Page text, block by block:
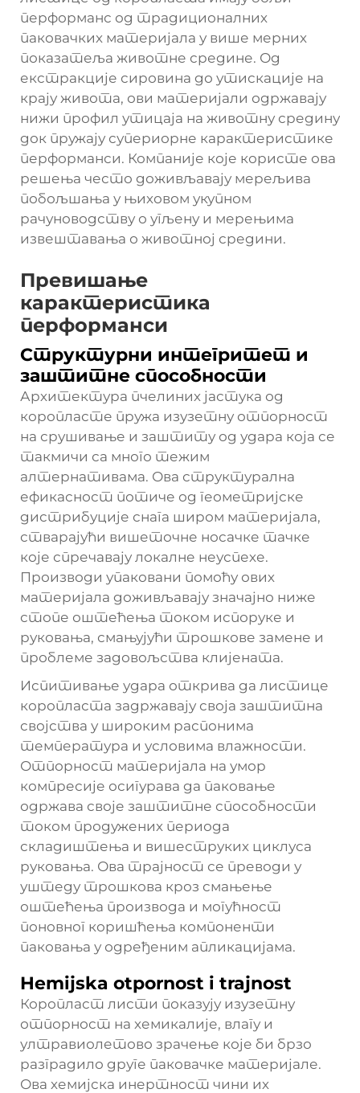
перформанс од традиционалних
паковачких материјала у више мерних
показатеља животне средине. Од
екстракције сировина до утискације на
крају живота, ови материјали одржавају
нижи профил утицаја на животну средину
док пружају супериорне карактеристике
перформанси. Компаније које користе ова
решења често доживљавају мерељива
побољшања у њиховом укупном
рачуноводству о угљену и мерењима
извештавања о животној средини.
Превишање
карактеристика
перформанси
Структурни интегритет и
заштитне способности
Архитектура пчелиних јастука од
коропласте пружа изузетну отпорност
на срушивање и заштиту од удара која се
такмичи са много тежим
алтернативама. Ова структурална
ефикасност потиче од геометријске
дистрибуције снага широм материјала,
стварајући вишеточне носачке тачке
које спречавају локалне неуспехе.
Производи упаковани помоћу ових
материјала доживљавају значајно ниже
стопе оштећења током испоруке и
руковања, смањујући трошкове замене и
проблеме задовољства клијената.
Испитивање удара открива да листице
коропласта задржавају своја заштитна
својства у широким распонима
температура и условима влажности.
Отпорност материјала на умор
компресије осигурава да паковање
одржава своје заштитне способности
током продужених периода
складиштења и вишеструких циклуса
руковања. Ова трајност се преводи у
уштеду трошкова кроз смањење
оштећења производа и могућност
поновног коришћења компоненти
паковања у одређеним апликацијама.
Hemijska otpornost i trajnost
Коропласт листи показују изузетну
отпорност на хемикалије, влагу и
ултравиолетово зрачење које би брзо
разградило друге паковачке материјале.
Ова хемијска инертност чини их